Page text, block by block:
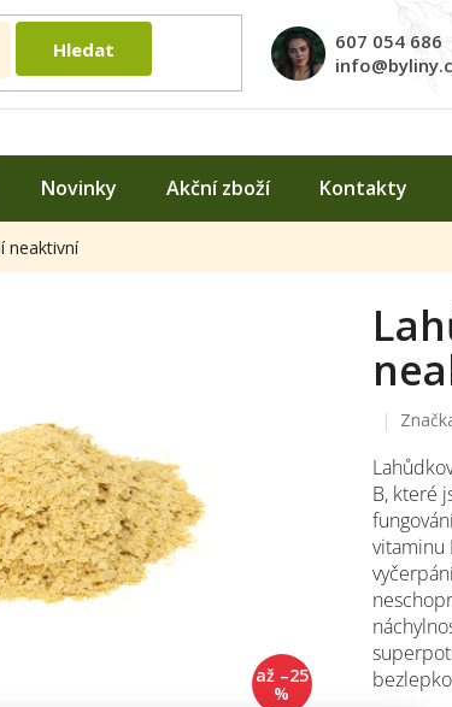
Hledat
607 054 686
Novinky Akční zboží Kontakty
neaktivní
až –25
%
B, které
vitaminu